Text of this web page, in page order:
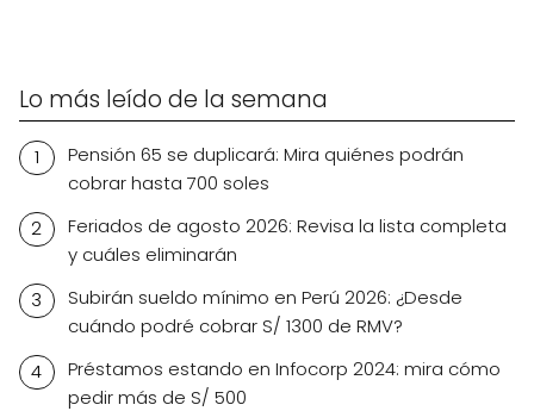
Lo más leído de la semana
Pensión 65 se duplicará: Mira quiénes podrán
cobrar hasta 700 soles
Feriados de agosto 2026: Revisa la lista completa
y cuáles eliminarán
Subirán sueldo mínimo en Perú 2026: ¿Desde
cuándo podré cobrar S/ 1300 de RMV?
Préstamos estando en Infocorp 2024: mira cómo
pedir más de S/ 500